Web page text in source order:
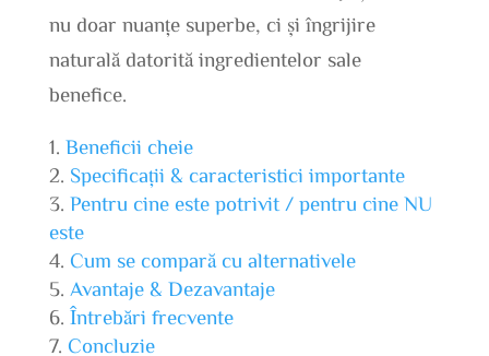
nu doar nuanțe superbe, ci și îngrijire
naturală datorită ingredientelor sale
benefice.
Beneficii cheie
Specificații & caracteristici importante
Pentru cine este potrivit / pentru cine NU
este
Cum se compară cu alternativele
Avantaje & Dezavantaje
Întrebări frecvente
Concluzie